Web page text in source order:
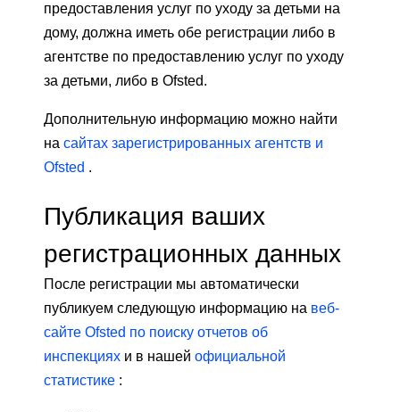
предоставления услуг по уходу за детьми на
дому, должна иметь обе регистрации либо в
агентстве по предоставлению услуг по уходу
за детьми, либо в Ofsted.
Дополнительную информацию можно найти
на сайтах зарегистрированных агентств и
Ofsted .
Публикация ваших
регистрационных данных
После регистрации мы автоматически
публикуем следующую информацию на веб-
сайте Ofsted по поиску отчетов об
инспекциях и в нашей официальной
статистике :